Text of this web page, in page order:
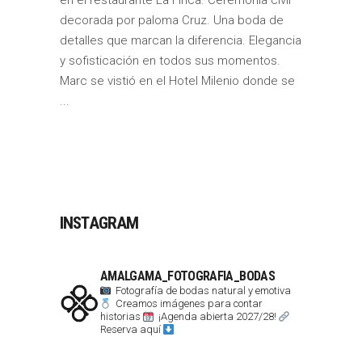
decorada por paloma Cruz. Una boda de
detalles que marcan la diferencia. Elegancia
y sofisticación en todos sus momentos.
Marc se vistió en el Hotel Milenio donde se
INSTAGRAM
AMALGAMA_FOTOGRAFIA_BODAS
Fotografía de bodas natural y emotiva
Creamos imágenes para contar
historias
¡Agenda abierta 2027/28!
Reserva aquí